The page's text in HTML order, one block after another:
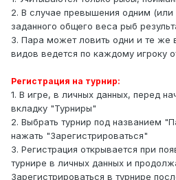
2. В случае превышения одним (или
заданного общего веса рыб
3. Пара может ловить одни и те же
видов ведется по каждому игроку
Регистрация на турнир:
1. В игре, в личных данных, перед
вкладку "Турниры"
2. Выбрать турнир под названием
нажать "Зарегистрироваться"
3. Регистрация открывается при
турнире в личных данных и
Зарегистрироваться в турнире